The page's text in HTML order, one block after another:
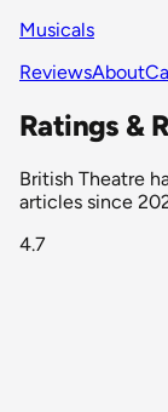
Musicals
ReviewsAbout
Ratings &
British Theatre
articles since
4.7